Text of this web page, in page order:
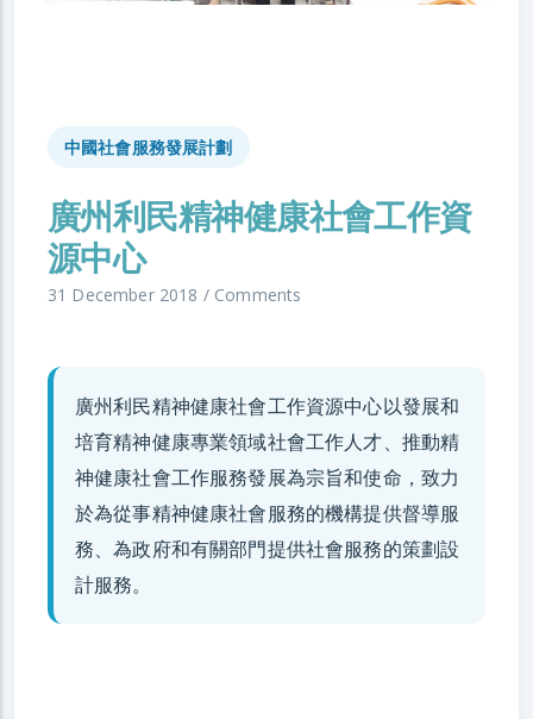
中國社會服務發展計劃
廣州利民精神健康社會工作資
源中心
31 December 2018 / Comments
廣州利民精神健康社會工作資源中心以發展和
培育精神健康專業領域社會工作人才、推動精
神健康社會工作服務發展為宗旨和使命，致力
於為從事精神健康社會服務的機構提供督導服
務、為政府和有關部門提供社會服務的策劃設
計服務。